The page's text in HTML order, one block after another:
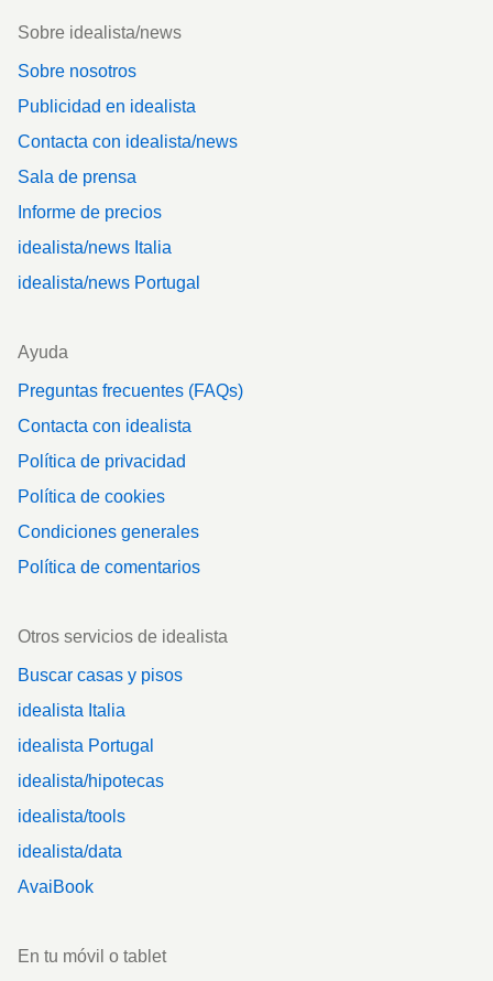
Footer
Sobre idealista/news
Sobre nosotros
Publicidad en idealista
Contacta con idealista/news
Sala de prensa
Informe de precios
idealista/news Italia
idealista/news Portugal
Ayuda
Preguntas frecuentes (FAQs)
Contacta con idealista
Política de privacidad
Política de cookies
Condiciones generales
Política de comentarios
Otros servicios de idealista
Buscar casas y pisos
idealista Italia
idealista Portugal
idealista/hipotecas
idealista/tools
idealista/data
AvaiBook
En tu móvil o tablet